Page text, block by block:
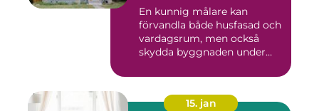
En kunnig målare kan
förvandla både husfasad och
vardagsrum, men också
skydda byggnaden under
15. jan